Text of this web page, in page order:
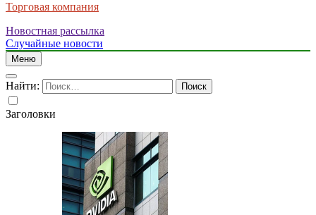
Торговая компания
Новостная рассылка
Случайные новости
Меню
Найти:
Заголовки